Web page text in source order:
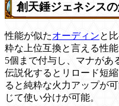
創天錘ジェネシス
性能が似たオーディンと
粋な上位互換と言える性
5個まで付与し、マナがあ
伝説化するとリロード短
ると純粋な火力アップが
じて使い分けが可能。